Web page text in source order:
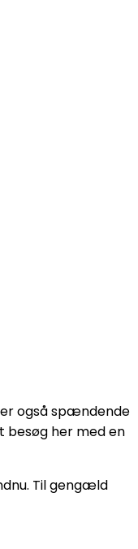
er også spændende
besøg her med en
Til gengæld